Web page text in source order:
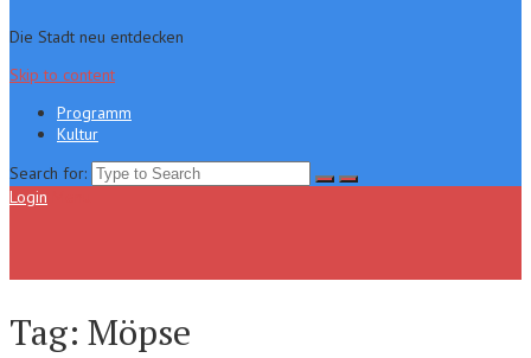
Die Stadt neu entdecken
Skip to content
Programm
Kultur
Search for:
Login
Tag: Möpse